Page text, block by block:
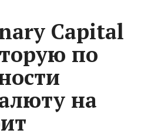
Capital
по
на